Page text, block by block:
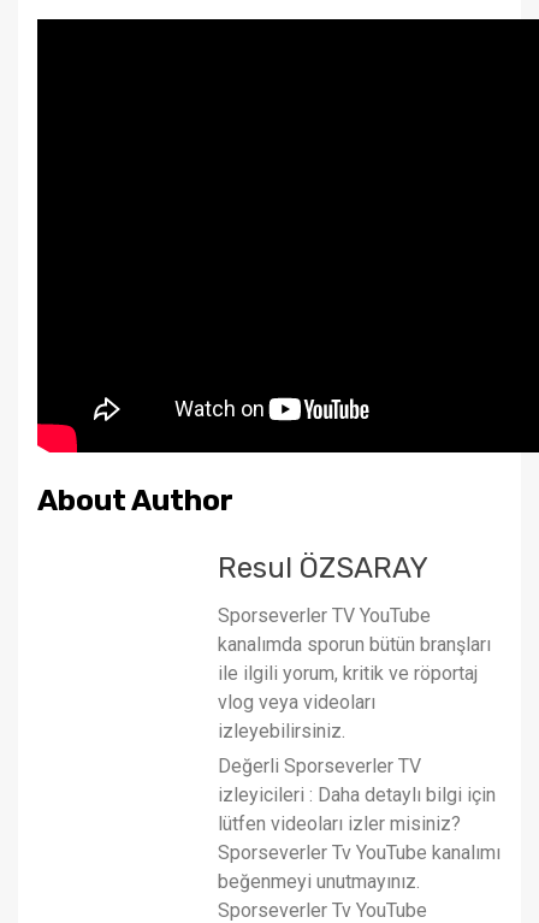
About Author
Resul ÖZSARAY
Sporseverler TV YouTube
kanalımda sporun bütün branşları
ile ilgili yorum, kritik ve röportaj
vlog veya videoları
izleyebilirsiniz.
Değerli Sporseverler TV
izleyicileri : Daha detaylı bilgi için
lütfen videoları izler misiniz?
Sporseverler Tv YouTube kanalımı
beğenmeyi unutmayınız.
Sporseverler Tv YouTube